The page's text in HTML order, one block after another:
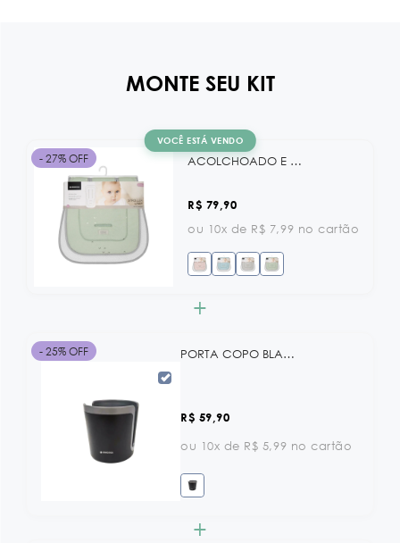
MONTE SEU KIT
VOCÊ ESTÁ VENDO
ACOLCHOADO E CAPA PARA CARRINHO ANTI-SWEAT SLEEPY SHEEP MINT KB
R$ 79,90
ou 10x de R$ 7,99 no cartão
- 27% OFF
+
PORTA COPO BLACK KB
R$ 59,90
ou 10x de R$ 5,99 no cartão
- 25% OFF
+